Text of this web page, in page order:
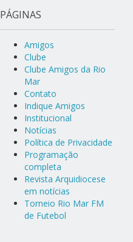
PÁGINAS
Amigos
Clube
Clube Amigos da Rio
Mar
Contato
Indique Amigos
Institucional
Notícias
Política de Privacidade
Programação
completa
Revista Arquidiocese
em notícias
Torneio Rio Mar FM
de Futebol